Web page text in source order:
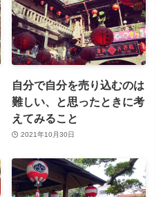
自分で自分を売り込むのは
難しい、と思ったときに考
えてみること
2021年10月30日